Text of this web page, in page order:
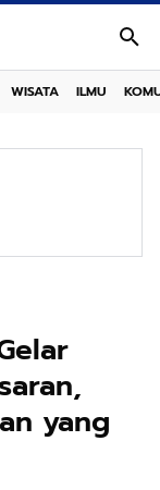
WISATA ILMU
yang